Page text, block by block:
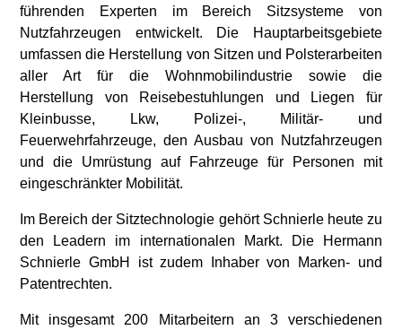
führenden Experten im Bereich Sitzsysteme von
Nutzfahrzeugen entwickelt. Die Hauptarbeitsgebiete
umfassen die Herstellung von Sitzen und Polsterarbeiten
aller Art für die Wohnmobilindustrie sowie die
Herstellung von Reisebestuhlungen und Liegen für
Kleinbusse, Lkw, Polizei-, Militär- und
Feuerwehrfahrzeuge, den Ausbau von Nutzfahrzeugen
und die Umrüstung auf Fahrzeuge für Personen mit
eingeschränkter Mobilität.
Im Bereich der Sitztechnologie gehört Schnierle heute zu
den Leadern im internationalen Markt. Die Hermann
Schnierle GmbH ist zudem Inhaber von Marken- und
Patentrechten.
Mit insgesamt 200 Mitarbeitern an 3 verschiedenen